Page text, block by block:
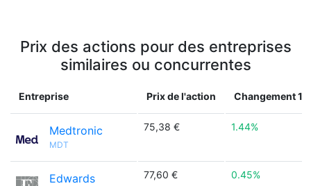
Prix des actions pour des entreprises
similaires ou concurrentes
Entreprise Prix de l'action Changement
Medtronic
MDT
75,38 € 1.44%
Edwards
77,60 € 0.45%